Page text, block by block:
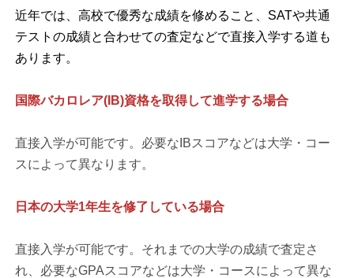
近年では、高校で優秀な成績を修めること、SATや共通
テストの成績と合わせての査定などで直接入学する道も
あります。
国際バカロレア(IB)資格を取得して進学する場合
直接入学が可能です。必要なIBスコアなどは大学・コー
スによって異なります。
日本の大学1年生を修了している場合
直接入学が可能です。それまでの大学の成績で査定さ
れ、必要なGPAスコアなどは大学・コースによって異な